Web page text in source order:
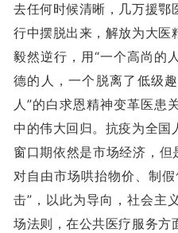
去任何时候清晰，几万援鄂
行中摆脱出来，解放为大医
毅然逆行，用“一个高尚的
德的人，一个脱离了低级
人”的白求恩精神变革医患
中的伟大回归。抗疫为全国
窗口期依然是市场经济，
对自由市场哄抬物价、制
击”，以此为导向，社会主
场法则，在公共医疗服务方